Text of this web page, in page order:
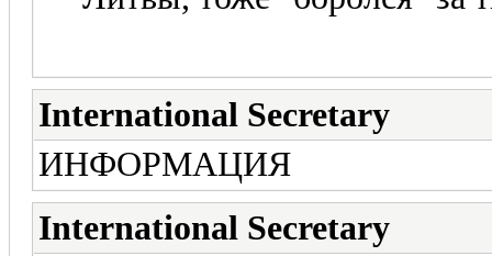
International Secretary
ИНФОРМАЦИЯ
International Secretary